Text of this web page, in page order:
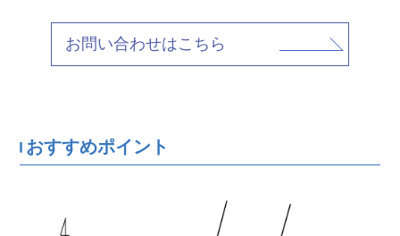
お問い合わせはこちら
おすすめポイント